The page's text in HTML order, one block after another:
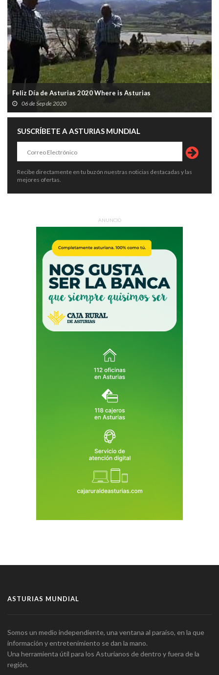
Feliz Día de Asturias 2020 Where is Asturias
06 de Sep de 2020
SUSCRÍBETE A ASTURIAS MUNDIAL
Recibe directamente en tu buzón nuestras noticias destacadas y las
mejores ofertas.
ANUNCIO
ASTURIAS MUNDIAL
Somos un medio independiente, una ventana al paraíso, en la que
información y entretenimiento se dan la mano.
Una herramienta útil para los Asturianos de dentro y fuera de la
región.